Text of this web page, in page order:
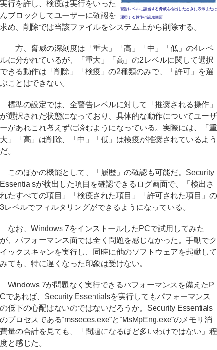
警告レベルに該当する脅威を検出したときに表示または
運用する操作の設定画面
実行を許し、検疫は実行をいった
んブロックしてユーザーに確認を
求め、削除では当該ファイルをシステム上から削除する。
一方、脅威の深刻度は「重大」「高」「中」「低」の4レベ
ルに分かれているが、「重大」「高」の2レベルに関して選択
できる動作は「削除」「検疫」の2種類のみで、「許可」を選
ぶことはできない。
標準の設定では、全警告レベルに対して「推奨される操作」
が選択された状態になっており、具体的な動作についてユーザ
ーがあれこれ考えずに済むようになっている。実際には、「重
大」「高」は削除、「中」「低」は検疫が推奨されているよう
だ。
このほかの機能として、「履歴」の確認も可能だ。Security
Essentialsが検出した項目を確認できるログ画面で、「検出さ
れたすべての項目」「検疫された項目」「許可された項目」の
3レベルでフィルタリングができるようになっている。
なお、Windows 7をインストールしたPCで試用してみた
が、パフォーマンス面では全く問題を感じなかった。手動でク
イックスキャンを実行し、同時に他のソフトウェアを起動して
みても、特に遅くなった印象は受けない。
Windows 7が問題なく実行できるパフォーマンスを備えたP
Cであれば、Security Essentialsを実行してもパフォーマンス
の低下の心配はないのではないだろうか。Security Essentials
のプロセスである“msseces.exe”と“MsMpEng.exe”のメモリ消
費量の合計を見ても、「問題になるほど多いわけではない」程
度と感じた。